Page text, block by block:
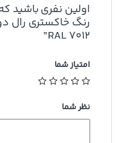
اولین نفری باشید
RAL 7012”
امتیاز شما
نظر شما